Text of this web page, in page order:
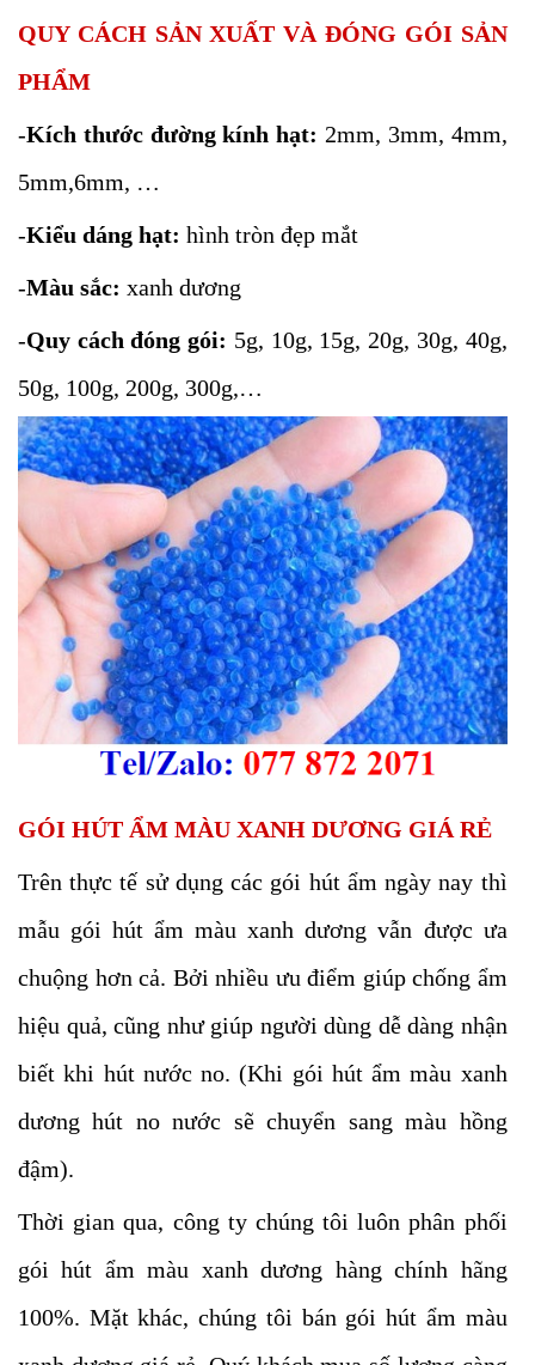
QUY CÁCH SẢN XUẤT VÀ ĐÓNG GÓI SẢN
PHẨM
-Kích thước đường kính hạt: 2mm, 3mm, 4mm,
5mm,6mm, …
-Kiểu dáng hạt: hình tròn đẹp mắt
-Màu sắc: xanh dương
-Quy cách đóng gói: 5g, 10g, 15g, 20g, 30g, 40g,
50g, 100g, 200g, 300g,…
GÓI HÚT ẨM MÀU XANH DƯƠNG GIÁ RẺ
Trên thực tế sử dụng các gói hút ẩm ngày nay thì
mẫu gói hút ẩm màu xanh dương vẫn được ưa
chuộng hơn cả. Bởi nhiều ưu điểm giúp chống ẩm
hiệu quả, cũng như giúp người dùng dễ dàng nhận
biết khi hút nước no. (Khi gói hút ẩm màu xanh
dương hút no nước sẽ chuyển sang màu hồng
đậm).
Thời gian qua, công ty chúng tôi luôn phân phối
gói hút ẩm màu xanh dương hàng chính hãng
100%. Mặt khác, chúng tôi bán gói hút ẩm màu